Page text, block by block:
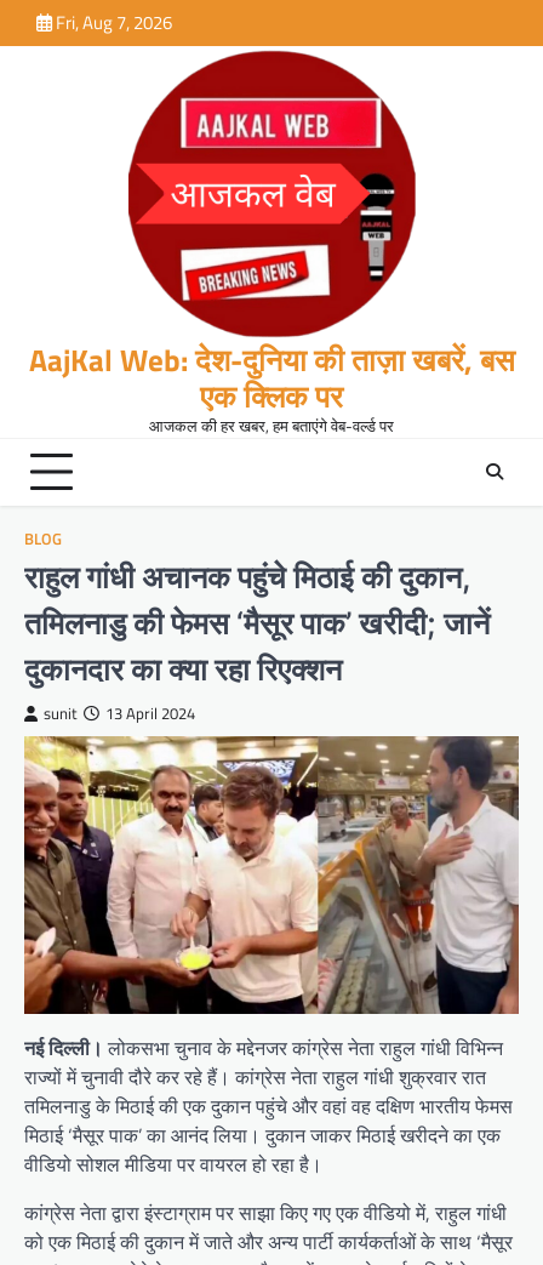
to
Fri, Aug 7, 2026
AajKal Web: देश-दुनिया की ताज़ा खबरें, बस
एक क्लिक पर
आजकल की हर खबर, हम बताएंगे वेब-वर्ल्ड पर
BLOG
राहुल गांधी अचानक पहुंचे मिठाई की दुकान,
तमिलनाडु की फेमस ‘मैसूर पाक’ खरीदी; जानें
दुकानदार का क्या रहा रिएक्शन
sunit 13 April 2024
नई दिल्ली। लोकसभा चुनाव के मद्देनजर कांग्रेस नेता राहुल गांधी विभिन्न
राज्यों में चुनावी दौरे कर रहे हैं। कांग्रेस नेता राहुल गांधी शुक्रवार रात
तमिलनाडु के मिठाई की एक दुकान पहुंचे और वहां वह दक्षिण भारतीय फेमस
मिठाई ‘मैसूर पाक’ का आनंद लिया। दुकान जाकर मिठाई खरीदने का एक
वीडियो सोशल मीडिया पर वायरल हो रहा है।
कांग्रेस नेता द्वारा इंस्टाग्राम पर साझा किए गए एक वीडियो में, राहुल गांधी
को एक मिठाई की दुकान में जाते और अन्य पार्टी कार्यकर्ताओं के साथ ‘मैसूर